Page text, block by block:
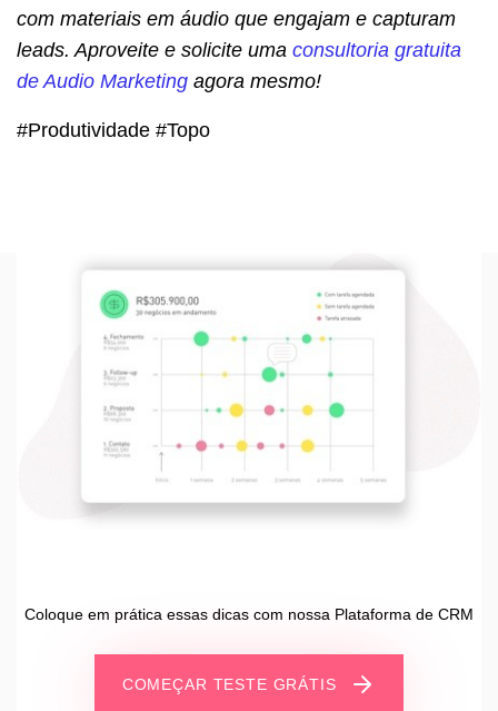
com materiais em áudio que engajam e capturam
leads. Aproveite e solicite uma consultoria gratuita
de Audio Marketing agora mesmo!
#Produtividade #Topo
Coloque em prática essas dicas com nossa Plataforma de CRM
COMEÇAR TESTE GRÁTIS